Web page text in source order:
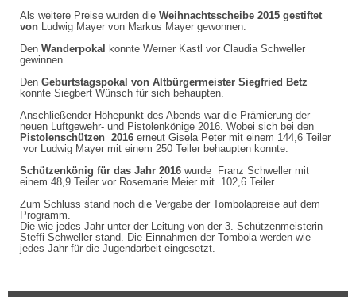
Als weitere Preise wurden die Weihnachtsscheibe 2015 gestiftet
von Ludwig Mayer von Markus Mayer gewonnen.
Den Wanderpokal
konnte Werner Kastl vor Claudia Schweller
gewinnen.
Den Geburtstagspokal von Altbürgermeister Siegfried Betz
konnte Siegbert Wünsch für sich behaupten.
Anschließender Höhepunkt des Abends war die Prämierung der
neuen Luftgewehr- und Pistolenkönige 2016. Wobei sich bei den
Pistolenschützen 2016 erneut Gisela Peter mit einem 144,6 Teiler
vor Ludwig Mayer mit einem 250 Teiler behaupten konnte.
Schützenkönig für das Jahr 2016 wurde Franz Schweller mit
einem 48,9 Teiler vor Rosemarie Meier mit 102,6 Teiler.
Zum Schluss stand noch die Vergabe der Tombolapreise auf dem
Programm.
Die wie jedes Jahr unter der Leitung von der 3. Schützenmeisterin
Steffi Schweller stand. Die Einnahmen der Tombola werden wie
jedes Jahr für die Jugendarbeit eingesetzt.